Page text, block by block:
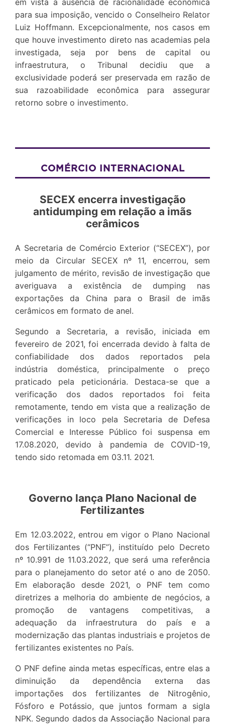
para sua imposição, vencido o Conselheiro Relator
Luiz Hoffmann. Excepcionalmente, nos casos em
que houve investimento direto nas academias pela
investigada, seja por bens de capital ou
infraestrutura, o Tribunal decidiu que a
exclusividade poderá ser preservada em razão de
sua razoabilidade econômica para assegurar
retorno sobre o investimento.
COMÉRCIO INTERNACIONAL
SECEX encerra investigação
antidumping em relação a imãs
cerâmicos
A Secretaria de Comércio Exterior (“SECEX”), por
meio da Circular SECEX nº 11, encerrou, sem
julgamento de mérito, revisão de investigação que
averiguava a existência de dumping nas
exportações da China para o Brasil de imãs
cerâmicos em formato de anel.
Segundo a Secretaria, a revisão, iniciada em
fevereiro de 2021, foi encerrada devido à falta de
confiabilidade dos dados reportados pela
indústria doméstica, principalmente o preço
praticado pela peticionária. Destaca-se que a
verificação dos dados reportados foi feita
remotamente, tendo em vista que a realização de
verificações in loco pela Secretaria de Defesa
Comercial e Interesse Público foi suspensa em
17.08.2020, devido à pandemia de COVID-19,
tendo sido retomada em 03.11. 2021.
Governo lança Plano Nacional de
Fertilizantes
Em 12.03.2022, entrou em vigor o Plano Nacional
dos Fertilizantes (“PNF”), instituído pelo Decreto
nº 10.991 de 11.03.2022, que será uma referência
para o planejamento do setor até o ano de 2050.
Em elaboração desde 2021, o PNF tem como
diretrizes a melhoria do ambiente de negócios, a
promoção de vantagens competitivas, a
adequação da infraestrutura do país e a
modernização das plantas industriais e projetos de
fertilizantes existentes no País.
O PNF define ainda metas específicas, entre elas a
diminuição da dependência externa das
importações dos fertilizantes de Nitrogênio,
Fósforo e Potássio, que juntos formam a sigla
NPK. Segundo dados da Associação Nacional para